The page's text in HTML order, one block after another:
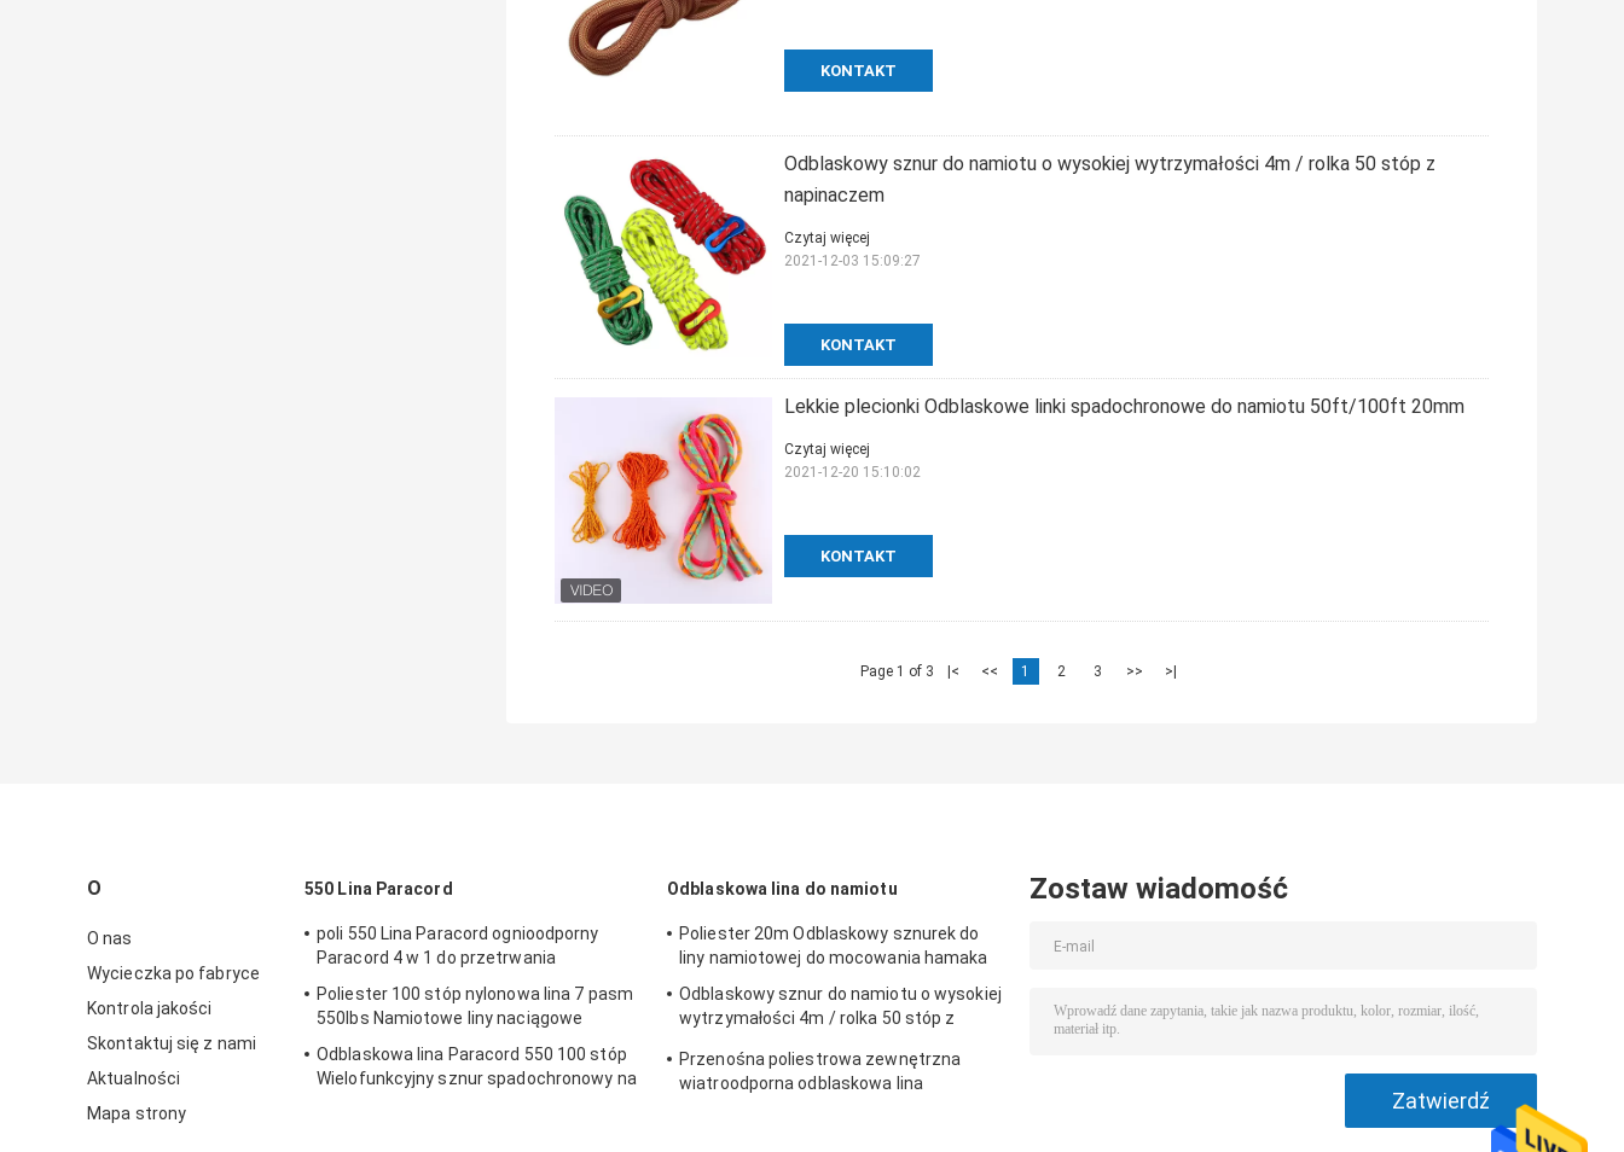
KONTAKT
Odblaskowy sznur do namiotu o wysokiej wytrzymałości 4m / rolka 50 stóp z
napinaczem
KONTAKT
Czytaj więcej
2021-12-03 15:09:27
Lekkie plecionki Odblaskowe linki spadochronowe do namiotu 50ft/100ft 20mm
KONTAKT
Czytaj więcej
2021-12-20 15:10:02
Page 1 of 3 |< << 1 2 3 >> >|
O
O nas
Wycieczka po fabryce
Kontrola jakości
Skontaktuj się z nami
Aktualności
Mapa strony
550 Lina Paracord
poli 550 Lina Paracord ognioodporny
Paracord 4 w 1 do przetrwania
Poliester 100 stóp nylonowa lina 7 pasm
550lbs Namiotowe liny naciągowe
Odblaskowa lina Paracord 550 100 stóp
Wielofunkcyjny sznur spadochronowy na
Odblaskowa lina do namiotu
Poliester 20m Odblaskowy sznurek do
liny namiotowej do mocowania hamaka
Odblaskowy sznur do namiotu o wysokiej
wytrzymałości 4m / rolka 50 stóp z
Przenośna poliestrowa zewnętrzna
wiatroodporna odblaskowa lina
Zostaw wiadomość